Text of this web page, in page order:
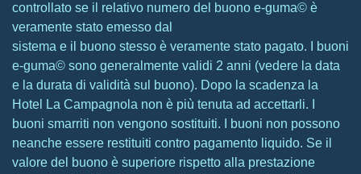
controllato se il relativo numero del buono e-guma© è
veramente stato emesso dal
sistema e il buono stesso è veramente stato pagato. I buoni
e-guma© sono generalmente validi 2 anni (vedere la data
e la durata di validità sul buono). Dopo la scadenza la
Hotel La Campagnola non è più tenuta ad accettarli. I
buoni smarriti non vengono sostituiti. I buoni non possono
neanche essere restituiti contro pagamento liquido. Se il
valore del buono è superiore rispetto alla prestazione